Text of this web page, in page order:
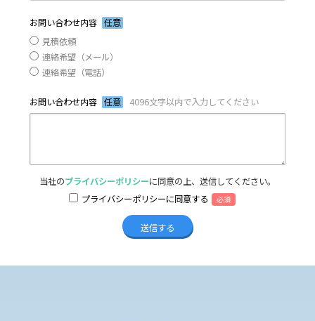
お問い合わせ内容 任意
見積依頼
連絡希望（メール）
連絡希望（電話）
お問い合わせ内容 任意 4096文字以内で入力してください
当社のプライバシーポリシーに同意の上、送信してください。
プライバシーポリシーに同意する
必須